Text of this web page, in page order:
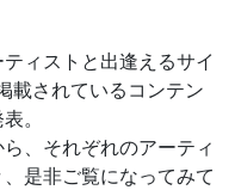
ィストと出逢えるサイ
載されているコンテン
。
、それぞれのアーティ
是非ご覧になってみて